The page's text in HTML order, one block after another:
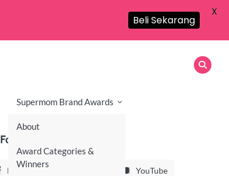
Supermom Brand Awards
About
Award Categories &
Winners
Follow Us On
Facebook YouTube
Beli Sekarang
X